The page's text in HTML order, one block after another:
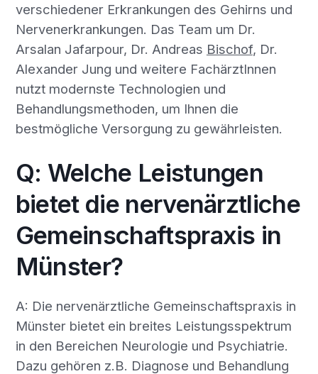
verschiedener Erkrankungen des Gehirns und
Nervenerkrankungen. Das Team um Dr.
Arsalan Jafarpour, Dr. Andreas Bischof, Dr.
Alexander Jung und weitere FachärztInnen
nutzt modernste Technologien und
Behandlungsmethoden, um Ihnen die
bestmögliche Versorgung zu gewährleisten.
Q: Welche Leistungen
bietet die nervenärztliche
Gemeinschaftspraxis in
Münster?
A: Die nervenärztliche Gemeinschaftspraxis in
Münster bietet ein breites Leistungsspektrum
in den Bereichen Neurologie und Psychiatrie.
Dazu gehören z.B. Diagnose und Behandlung